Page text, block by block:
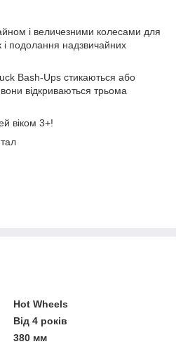
і величезними колесами для
подолання надзвичайних
Bash-Ups стикаються або
відкриваються трьома
віком 3+!
Hot Wheels
Від 4 років
380 мм